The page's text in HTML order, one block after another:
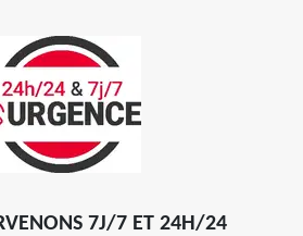
7J/7 ET 24H/24